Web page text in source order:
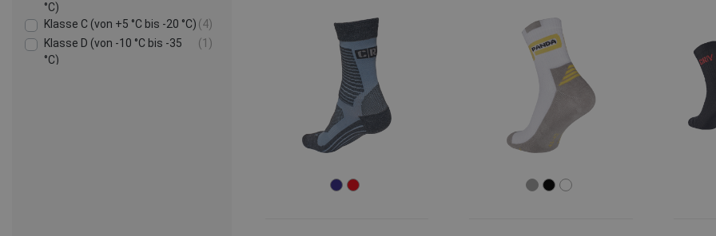
°C)
Klasse C (von +5 °C bis -20 °C) (4)
Klasse D (von -10 °C bis -35
°C)
(1)